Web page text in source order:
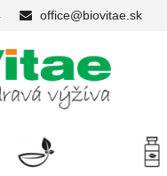
office@biovitae.sk